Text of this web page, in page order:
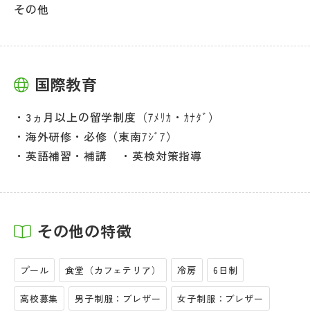
その他
国際教育
3ヵ月以上の留学制度（ｱﾒﾘｶ・ｶﾅﾀﾞ）
海外研修・必修（東南ｱｼﾞｱ）
英語補習・補講
英検対策指導
その他の特徴
プール 食堂（カフェテリア） 冷房 6日制
高校募集 男子制服：ブレザー 女子制服：ブレザー